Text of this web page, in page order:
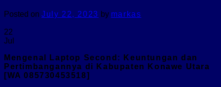
Posted on July 22, 2023 by markas
22
Jul
Mengenal Laptop Second: Keuntungan dan
Pertimbangannya di Kabupaten Konawe Utara
[WA 085730453518]